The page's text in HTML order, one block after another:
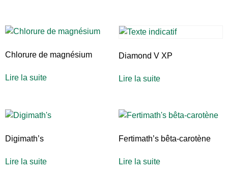
Chlorure de magnésium
Lire la suite
Diamond V XP
Lire la suite
Digimath’s
Lire la suite
Fertimath’s bêta-carotène
Lire la suite